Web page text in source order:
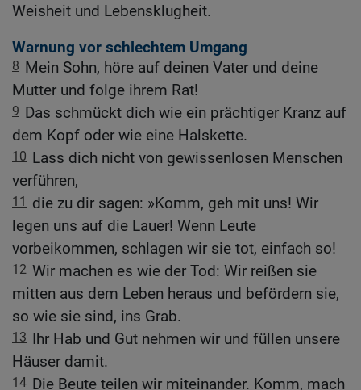
Weisheit und Lebensklugheit.
Warnung vor schlechtem Umgang
8 Mein Sohn, höre auf deinen Vater und deine
Mutter und folge ihrem Rat!
9 Das schmückt dich wie ein prächtiger Kranz auf
dem Kopf oder wie eine Halskette.
10 Lass dich nicht von gewissenlosen Menschen
verführen,
11
die zu dir sagen: »Komm, geh mit uns! Wir
legen uns auf die Lauer! Wenn Leute
vorbeikommen, schlagen wir sie tot, einfach so!
12 Wir machen es wie der Tod: Wir reißen sie
mitten aus dem Leben heraus und befördern sie,
so wie sie sind, ins Grab.
13 Ihr Hab und Gut nehmen wir und füllen unsere
Häuser damit.
14 Die Beute teilen wir miteinander. Komm, mach